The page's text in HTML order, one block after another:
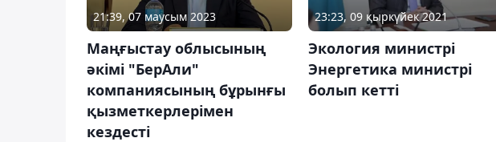
21:39, 07 маусым 2023
Маңғыстау облысының
әкімі "БерАли"
компаниясының бұрынғы
қызметкерлерімен
кездесті
23:23, 09 қыркүйек 2021
Экология министрі
Энергетика министрі
болып кетті